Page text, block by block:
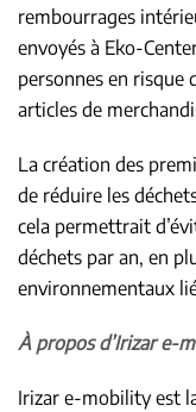
rembourrages
envoyés à Eko-
personnes en risque
articles de
La création des
de réduire les
cela permettrait
déchets par an, en
environnementaux
À propos d’Irizar e-
Irizar e-mobility est